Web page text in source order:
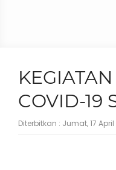
COVID-19
Diterbitkan : Jumat, 17